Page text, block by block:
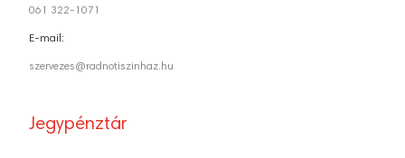
061 322-1071
E-mail:
szervezes@radnotiszinhaz.hu
Jegypénztár